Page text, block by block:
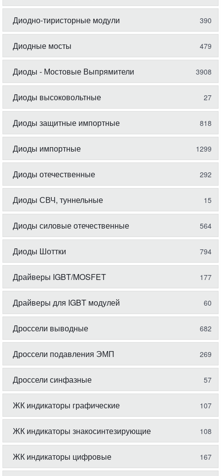
Диодно-тиристорные модули 390
Диодные мосты 479
Диоды - Мостовые Выпрямители 3908
Диоды высоковольтные 27
Диоды защитные импортные 818
Диоды импортные 1299
Диоды отечественные 292
Диоды СВЧ, туннельные 15
Диоды силовые отечественные 564
Диоды Шоттки 794
Драйверы IGBT/MOSFET 177
Драйверы для IGBT модулей 60
Дроссели выводные 682
Дроссели подавления ЭМП 269
Дроссели синфазные 57
ЖК индикаторы графические 107
ЖК индикаторы знакосинтезирующие 108
ЖК индикаторы цифровые 167